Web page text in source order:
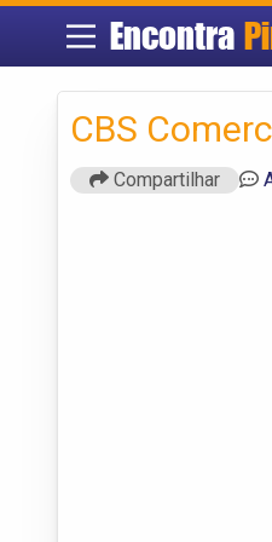
Encontra
CBS
Compartilhar